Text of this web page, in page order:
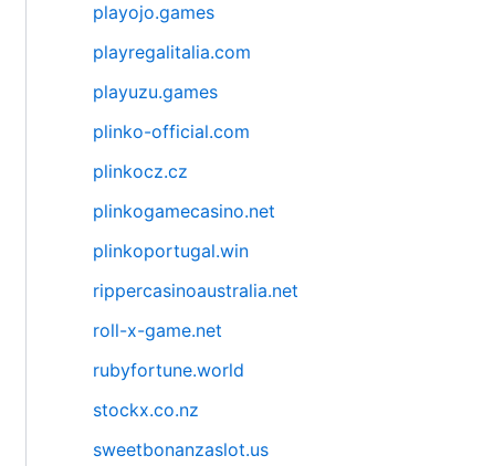
playojo.games
playregalitalia.com
playuzu.games
plinko-official.com
plinkocz.cz
plinkogamecasino.net
plinkoportugal.win
rippercasinoaustralia.net
roll-x-game.net
rubyfortune.world
stockx.co.nz
sweetbonanzaslot.us